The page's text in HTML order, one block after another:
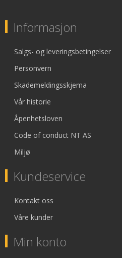
Informasjon
Salgs- og leveringsbetingelser
Personvern
Skademeldingsskjema
Vår historie
Åpenhetsloven
Code of conduct NT AS
Miljø
Kundeservice
Kontakt oss
Våre kunder
Min konto